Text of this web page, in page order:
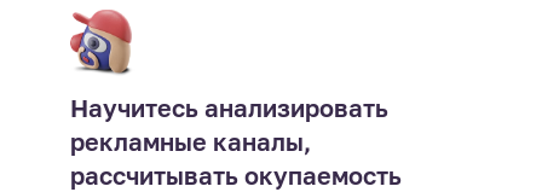
Научитесь анализировать
рекламные каналы,
рассчитывать окупаемость